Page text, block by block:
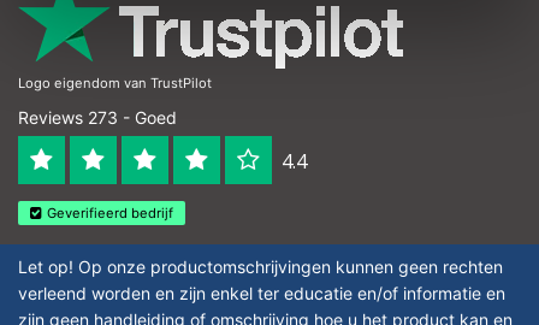
Logo eigendom van TrustPilot
Reviews 273 - Goed
4.4
Geverifieerd bedrijf
Let op! Op onze productomschrijvingen kunnen geen rechten
verleend worden en zijn enkel ter educatie en/of informatie en
zijn geen handleiding of omschrijving hoe u het product kan en